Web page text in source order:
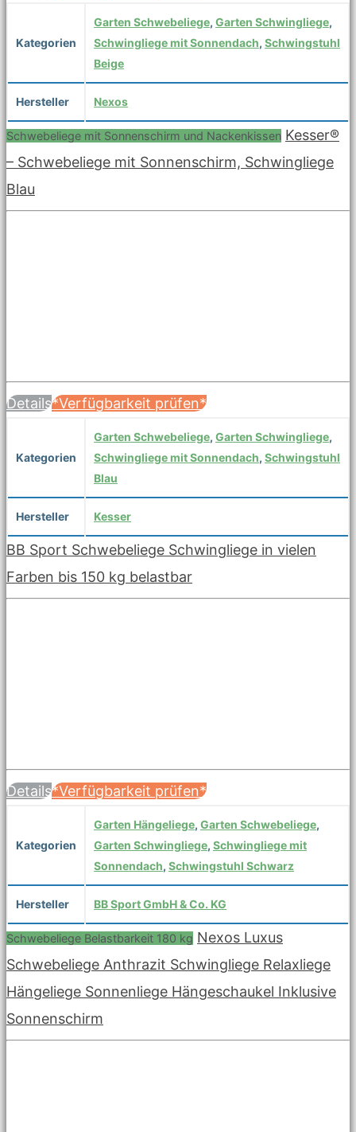
Kategorien
Garten Schwebeliege, Garten Schwingliege,
Schwingliege mit Sonnendach, Schwingstuhl
Beige
Hersteller Nexos
Schwebeliege mit Sonnenschirm und Nackenkissen Kesser®
– Schwebeliege mit Sonnenschirm, Schwingliege
Blau
Details*Verfügbarkeit prüfen*
Kategorien
Garten Schwebeliege, Garten Schwingliege,
Schwingliege mit Sonnendach, Schwingstuhl
Blau
Hersteller Kesser
BB Sport Schwebeliege Schwingliege in vielen
Farben bis 150 kg belastbar
Details*Verfügbarkeit prüfen*
Kategorien
Garten Hängeliege, Garten Schwebeliege,
Garten Schwingliege, Schwingliege mit
Sonnendach, Schwingstuhl Schwarz
Hersteller BB Sport GmbH & Co. KG
Schwebeliege Belastbarkeit 180 kg Nexos Luxus
Schwebeliege Anthrazit Schwingliege Relaxliege
Hängeliege Sonnenliege Hängeschaukel Inklusive
Sonnenschirm